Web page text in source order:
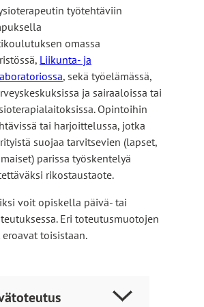
työtehtäviin
omassa
Liikunta- ja
, sekä työelämässä,
ja sairaaloissa tai
Opintoihin
tai harjoittelussa, jotka
suojaa tarvitsevien (lapset,
parissa työskentelyä
rikostaustaote.
voit opiskella päivä- tai
Eri toteutusmuotojen
toisistaan.